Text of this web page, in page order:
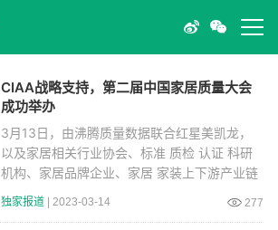
CIAA战略支持，第二届中国家居质量大会
成功举办
3月13日，由沸腾质量数据联合红星美凯龙，
以及家居相关行业协会、标准 质检 认证 科研
机构、家居品牌企业、家居 家装上下游产业链
企业 平台
独家报道 | 2023-03-14 277